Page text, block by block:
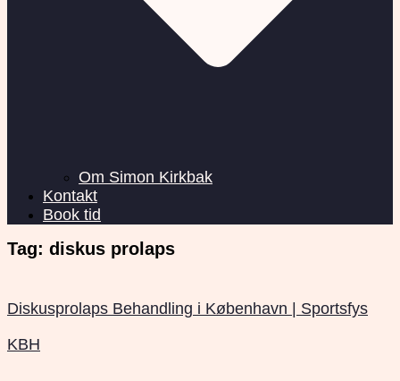
Om Simon Kirkbak
Kontakt
Book tid
Tag: diskus prolaps
Diskusprolaps Behandling i København | Sportsfys
KBH